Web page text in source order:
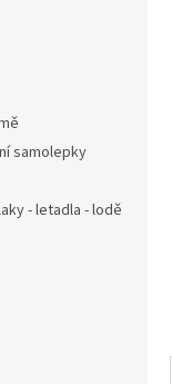
samolepky
- letadla - lodě